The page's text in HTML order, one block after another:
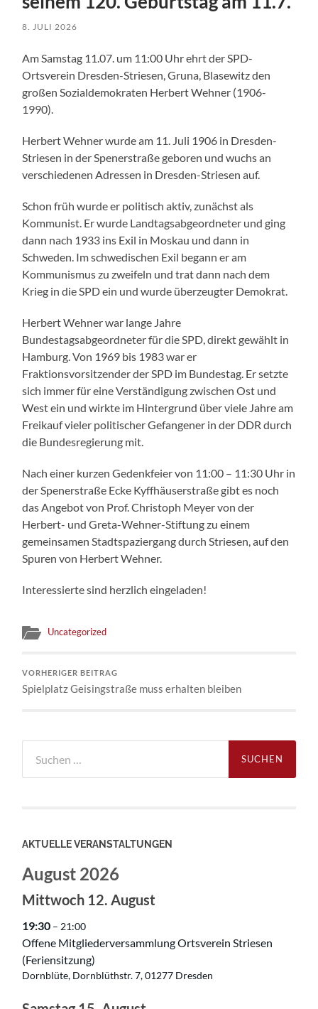
8. JULI 2026
Am Samstag 11.07. um 11:00 Uhr ehrt der SPD-
Ortsverein Dresden-Striesen, Gruna, Blasewitz den
großen Sozialdemokraten Herbert Wehner (1906-
1990).
Herbert Wehner wurde am 11. Juli 1906 in Dresden-
Striesen in der Spenerstraße geboren und wuchs an
verschiedenen Adressen in Dresden-Striesen auf.
Schon früh wurde er politisch aktiv, zunächst als
Kommunist. Er wurde Landtagsabgeordneter und ging
dann nach 1933 ins Exil in Moskau und dann in
Schweden. Im schwedischen Exil begann er am
Kommunismus zu zweifeln und trat dann nach dem
Krieg in die SPD ein und wurde überzeugter Demokrat.
Herbert Wehner war lange Jahre
Bundestagsabgeordneter für die SPD, direkt gewählt in
Hamburg. Von 1969 bis 1983 war er
Fraktionsvorsitzender der SPD im Bundestag. Er setzte
sich immer für eine Verständigung zwischen Ost und
West ein und wirkte im Hintergrund über viele Jahre am
Freikauf vieler politischer Gefangener in der DDR durch
die Bundesregierung mit.
Nach einer kurzen Gedenkfeier von 11:00 – 11:30 Uhr in
der Spenerstraße Ecke Kyffhäuserstraße gibt es noch
das Angebot von Prof. Christoph Meyer von der
Herbert- und Greta-Wehner-Stiftung zu einem
gemeinsamen Stadtspaziergang durch Striesen, auf den
Spuren von Herbert Wehner.
Interessierte sind herzlich eingeladen!
Uncategorized
VORHERIGER BEITRAG
Spielplatz Geisingstraße muss erhalten bleiben
nach:
AKTUELLE VERANSTALTUNGEN
August 2026
Mittwoch 12. August
19:30 – 21:00
Offene Mitgliederversammlung Ortsverein Striesen
(Feriensitzung)
Dornblüte, Dornblüthstr. 7, 01277 Dresden